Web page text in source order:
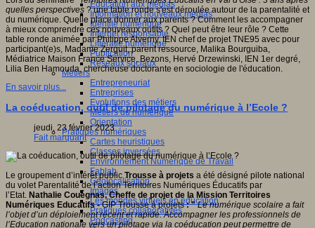
Education aux médias
Information et nouveaux médias
Identité numérique
Internet responsable
Littératie numérique
Publication
Réseaux sociaux
Métiers
Entrepreneuriat
Entreprises
Evolutions des métiers
Métiers du numérique
Orientation
Pratiques numériques
Cartes heuristiques
Classes inversées
Environnement Numérique de Travail
Fablab
Géolocalisation
Images
Les mondes virtuels en éducation
Pratiques collaboratives
Podcasting
quelles perspectives ? une table ronde s'est déroulée autour de la parentalité et
du numérique. Quelle place donner aux parents ? Comment les accompagner
à mieux comprendre ces nouveaux outils ? Quel peut être leur rôle ? Cette
table ronde animée par Philippe Alverny, IEN chef de projet TNE95 avec pour
participant(e)s, Madame Zerguit, parent ressource, Malika Bourguiba,
Médiatrice Maison France Service, Bezons, Hervé Drzewinski, IEN 1er degré,
Lilia Ben Hamouda, chercheuse doctorante en sociologie de l'éducation.
En savoir plus...
La coéducation, outil de pilotage du numérique à l’Ecole ?
jeudi, 23 février 2023
Fait marquant
Le groupement d’intérêt publicTrousse à projets a été désigné pilote national
du volet Parentalité de l’action Territoires Numériques Éducatifs par
l’Etat. Nathalie Couégnas, Cheffe de projet de la Mission Territoires
Numériques Educatifs -GIP Trousse à projets: "Le numérique scolaire a fait
l’objet d’un déploiement récent et rapide. Accompagner les professionnels de
l’Education nationale vers un pilotage via la coéducation peut permettre de